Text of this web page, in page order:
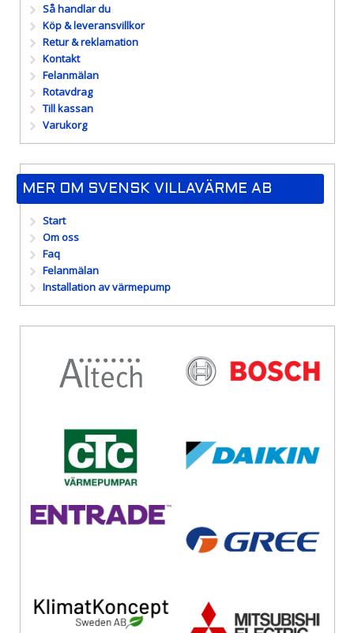
Så handlar du
Köp & leveransvillkor
Retur & reklamation
Kontakt
Felanmälan
Rotavdrag
Till kassan
Varukorg
MER OM SVENSK VILLAVÄRME AB
Start
Om oss
Faq
Felanmälan
Installation av värmepump